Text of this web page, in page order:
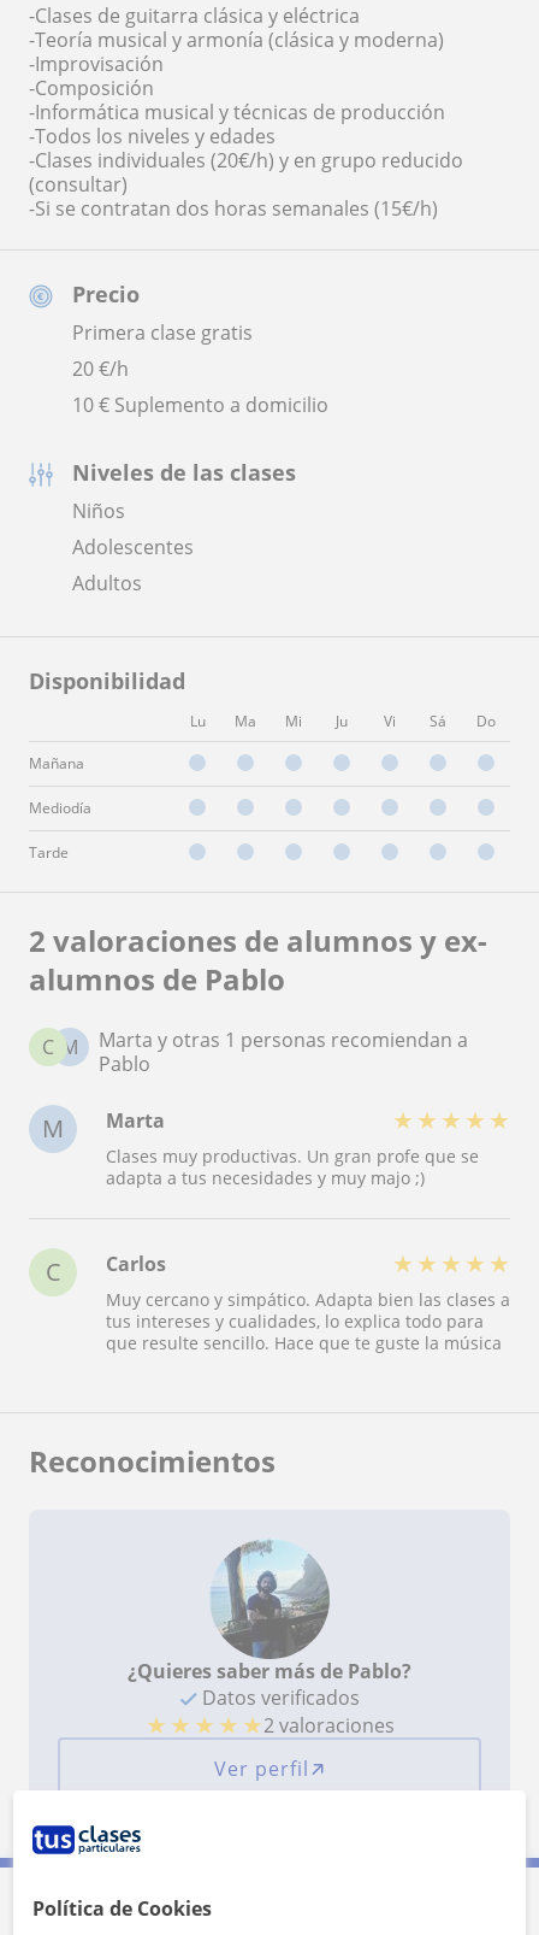
Precio
Primera clase gratis
20€/h
10 € Suplemento a domicilio
Niveles de las clases
Niños
Adolescentes
Adultos
Disponibilidad
Lu Ma Mi Ju Vi Sá Do
Mañana
Mediodía
Tarde
-Clases de guitarra clásica y eléctrica
-Teoría musical y armonía (clásica y moderna)
-Improvisación
-Composición
-Informática musical y técnicas de producción
-Todos los niveles y edades
-Clases individuales (20€/h) y en grupo reducido
(consultar)
-Si se contratan dos horas semanales (15€/h)
2 valoraciones de alumnos y ex-
alumnos de Pablo
M
C
Marta y otras 1 personas recomiendan a
Pablo
M Marta ★ ★ ★ ★ ★
Clases muy productivas. Un gran profe que se
adapta a tus necesidades y muy majo ;)
C Carlos ★ ★ ★ ★ ★
Muy cercano y simpático. Adapta bien las clases a
tus intereses y cualidades, lo explica todo para
que resulte sencillo. Hace que te guste la música
Reconocimientos
¿Quieres saber más de Pablo?
Datos verificados
★ ★ ★ ★ ★2 valoraciones
Ver perfil
Política de Cookies